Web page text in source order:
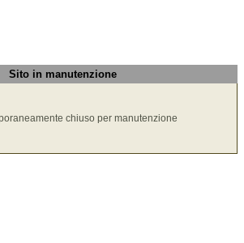
Sito in manutenzione
chiuso per manutenzione